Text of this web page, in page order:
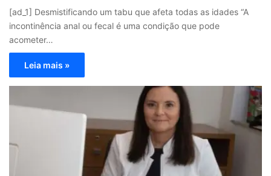
[ad_1] Desmistificando um tabu que afeta todas as idades “A
incontinência anal ou fecal é uma condição que pode
acometer…
Leia mais »